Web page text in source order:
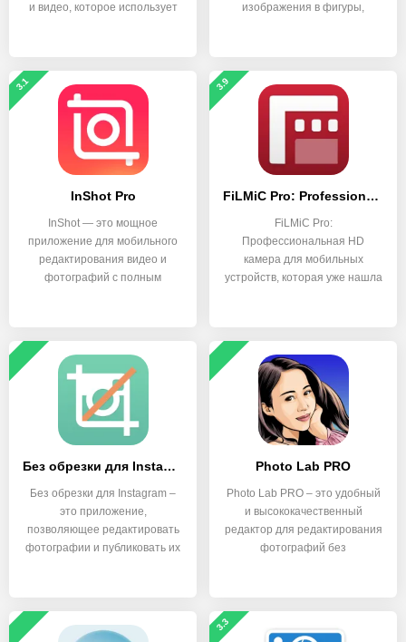
и видео, которое использует
изображения в фигуры,
3.1
InShot Pro
InShot — это мощное
приложение для мобильного
редактирования видео и
фотографий с полным
3.9
FiLMiC Pro: Professional HD Manual Video Camera
FiLMiC Pro:
Профессиональная HD
камера для мобильных
устройств, которая уже нашла
Без обрезки для Instagram
Без обрезки для Instagram –
это приложение,
позволяющее редактировать
фотографии и публиковать их
Photo Lab PRO
Photo Lab PRO – это удобный
и высококачественный
редактор для редактирования
фотографий без
3.3